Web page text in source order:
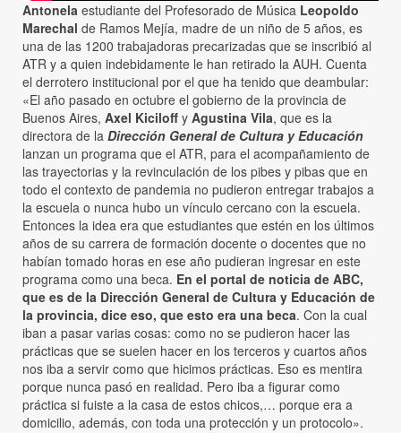
Antonela estudiante del Profesorado de Música Leopoldo
Marechal de Ramos Mejía, madre de un niño de 5 años, es
una de las 1200 trabajadoras precarizadas que se inscribió al
ATR y a quien indebidamente le han retirado la AUH. Cuenta
el derrotero institucional por el que ha tenido que deambular:
«El año pasado en octubre el gobierno de la provincia de
Buenos Aires, Axel Kiciloff y Agustina Vila, que es la
directora de la Dirección General de Cultura y Educación
lanzan un programa que el ATR, para el acompañamiento de
las trayectorias y la revinculación de los pibes y pibas que en
todo el contexto de pandemia no pudieron entregar trabajos a
la escuela o nunca hubo un vínculo cercano con la escuela.
Entonces la idea era que estudiantes que estén en los últimos
años de su carrera de formación docente o docentes que no
habían tomado horas en ese año pudieran ingresar en este
programa como una beca. En el portal de noticia de ABC,
que es de la Dirección General de Cultura y Educación de
la provincia, dice eso, que esto era una beca. Con la cual
iban a pasar varias cosas: como no se pudieron hacer las
prácticas que se suelen hacer en los terceros y cuartos años
nos iba a servir como que hicimos prácticas. Eso es mentira
porque nunca pasó en realidad. Pero iba a figurar como
práctica si fuiste a la casa de estos chicos,… porque era a
domicilio, además, con toda una protección y un protocolo».